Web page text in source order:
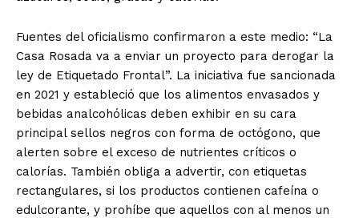
Fuentes del oficialismo confirmaron a este medio: “La
Casa Rosada va a enviar un proyecto para derogar la
ley de Etiquetado Frontal”. La iniciativa fue sancionada
en 2021 y estableció que los alimentos envasados y
bebidas analcohólicas deben exhibir en su cara
principal sellos negros con forma de octógono, que
alerten sobre el exceso de nutrientes críticos o
calorías. También obliga a advertir, con etiquetas
rectangulares, si los productos contienen cafeína o
edulcorante, y prohíbe que aquellos con al menos un